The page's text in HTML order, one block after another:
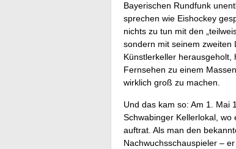
Bayerischen Rundfunk
sprechen wie Eishockey
nichts zu tun mit den
sondern mit seinem zweiten
Künstlerkeller
Fernsehen zu einem
wirklich groß zu machen.
Und das kam so: Am 1. Mai
Schwabinger Kellerlokal, wo
auftrat. Als man den
Nachwuchsschauspieler –